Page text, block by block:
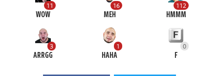
11
WOW
16
MEH
112
HMMM
3
ARRGG
1
HAHA
0
F